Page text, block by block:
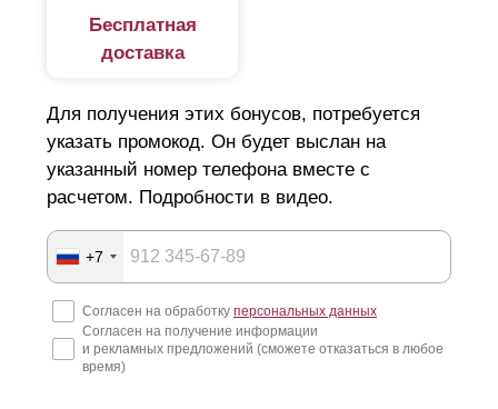
Бесплатная
доставка
Для получения этих бонусов, потребуется
указать промокод. Он будет выслан на
указанный номер телефона вместе с
расчетом. Подробности в видео.
+7
Согласен на обработку персональных данных
Согласен на получение информации
и рекламных предложений (сможете отказаться в любое
время)